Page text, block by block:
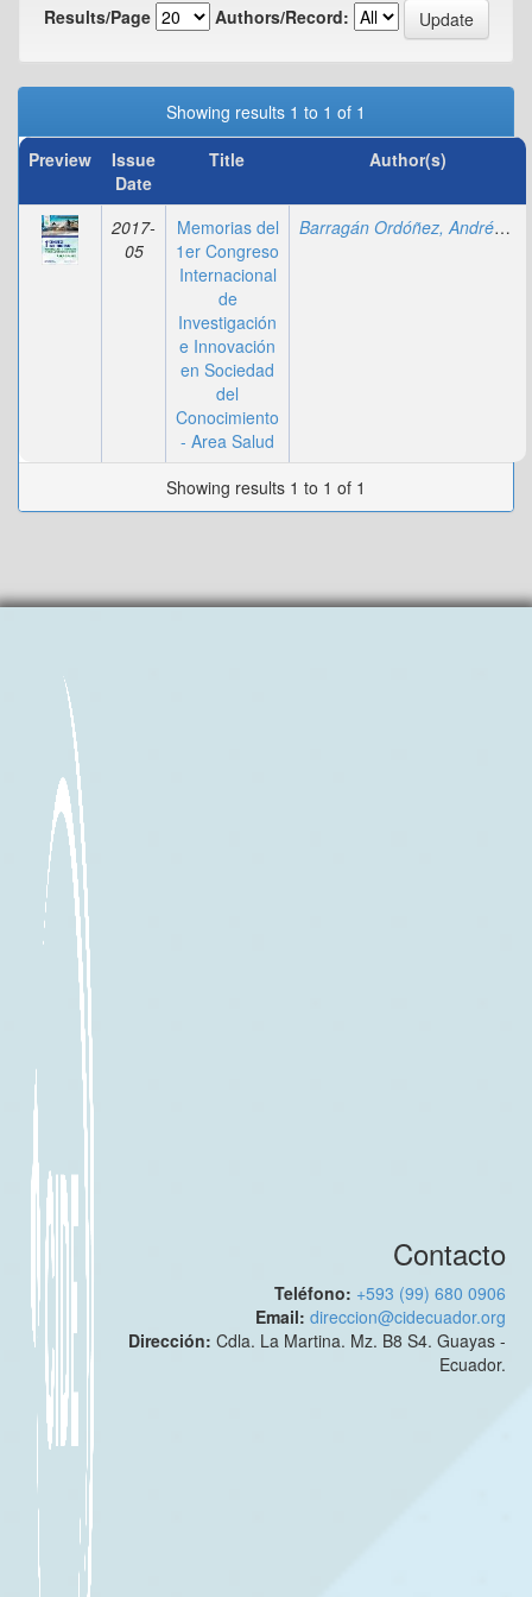
Results/Page
Authors/Record:
Showing results 1 to 1 of 1
Preview
Issue
Date
Title Author(s)
2017-
05
Memorias del
1er Congreso
Internacional
de
Investigación
e Innovación
en Sociedad
del
Conocimiento
- Area Salud
Barragán Ordóñez, Andrés Eugenio
Showing results 1 to 1 of 1
Contacto
Teléfono: +593 (99) 680 0906
Email:direccion@cidecuador.org
Dirección:Cdla. La Martina. Mz. B8 S4. Guayas -
Ecuador.